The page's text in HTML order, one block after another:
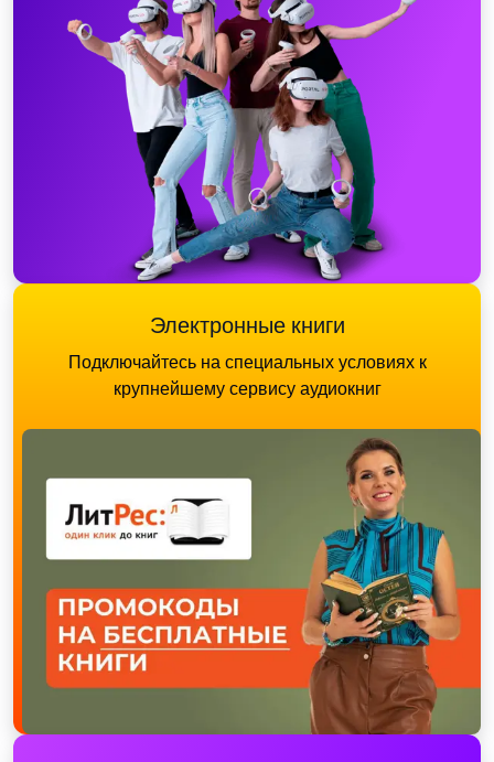
Электронные книги
Подключайтесь на специальных условиях к
крупнейшему сервису аудиокниг